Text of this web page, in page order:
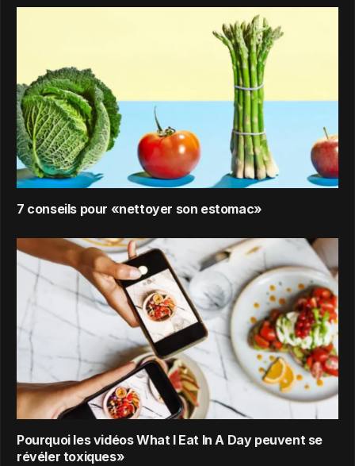
7 conseils pour «nettoyer son estomac»
Pourquoi les vidéos What I Eat In A Day peuvent se
révéler toxiques»